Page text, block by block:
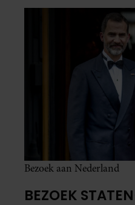
Bezoek aan Nederland
BEZOEK